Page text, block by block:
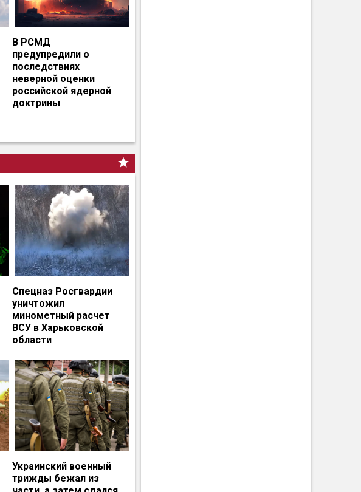
В РСМД
предупредили о
последствиях
неверной оценки
российской ядерной
доктрины
Спецназ Росгвардии
уничтожил
минометный расчет
ВСУ в Харьковской
области
Украинский военный
трижды бежал из